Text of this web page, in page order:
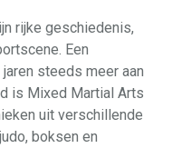
rijke geschiedenis,
Een
steeds meer aan
is Mixed Martial Arts
uit verschillende
boksen en